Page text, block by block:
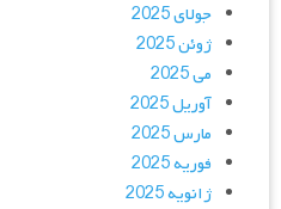
جولای 2025
ژوئن 2025
می 2025
آوریل 2025
مارس 2025
فوریه 2025
ژانویه 2025